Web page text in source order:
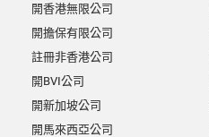
開香港無限公司
開擔保有限公司
註冊非香港公司
開BVI公司
開新加坡公司
開馬來西亞公司